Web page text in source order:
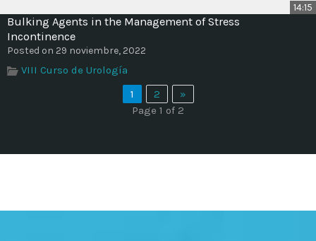
14:15
Bulking Agents in the Management of Stress
Incontinence
Posted on 29 noviembre, 2022
VIII Curso de Urología
1
2
»
Page 1 of 2